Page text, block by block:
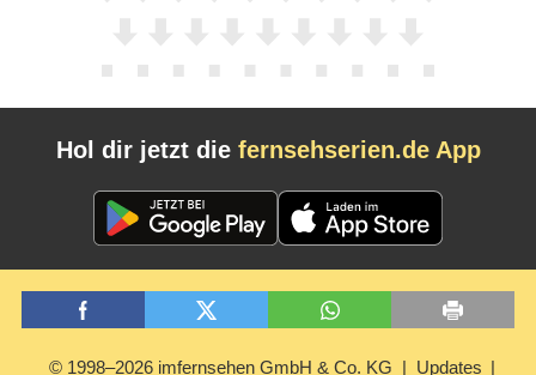
Hol dir jetzt die fernsehserien.de App
© 1998–2026 imfernsehen GmbH & Co. KG Updates